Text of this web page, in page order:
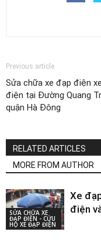
Previous article
Sửa chữa xe đạp điện
điện tại Đường Quang
quận Hà Đông
RELATED ARTICLES
MORE FROM AUTHOR
SỬA CHỮA XE
ĐẠP ĐIỆN - CỨU
HỘ XE ĐẠP ĐIỆN
Xe
điện